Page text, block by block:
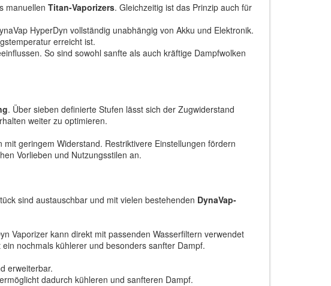
manuellen Titan-Vaporizers. Gleichzeitig ist das Prinzip auch für
HyperDyn vollständig unabhängig von Akku und Elektronik.
erreicht ist.
So sind sowohl sanfte als auch kräftige Dampfwolken
. Über sieben definierte Stufen lässt sich der Zugwiderstand
weiter zu optimieren.
geringem Widerstand. Restriktivere Einstellungen fördern
Vorlieben und Nutzungsstilen an.
sind austauschbar und mit vielen bestehenden DynaVap-
Vaporizer kann direkt mit passenden Wasserfiltern verwendet
nochmals kühlerer und besonders sanfter Dampf.
erweiterbar.
dadurch kühleren und sanfteren Dampf.